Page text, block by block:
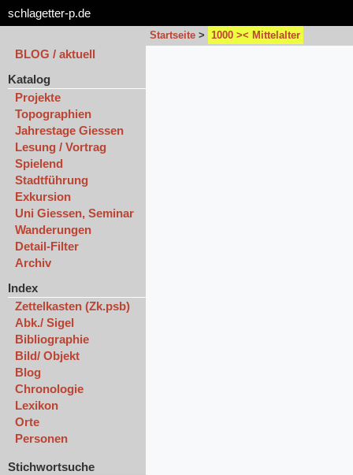
schlagetter-p.de
Startseite > 1000 >< Mittelalter
BLOG / aktuell
Katalog
Projekte
Topographien
Jahrestage Giessen
Lesung / Vortrag
Spielend
Stadtführung
Exkursion
Uni Giessen, Seminar
Wanderungen
Detail-Filter
Archiv
Index
Zettelkasten (Zk.psb)
Abk./ Sigel
Bibliographie
Bild/ Objekt
Blog
Chronologie
Lexikon
Orte
Personen
Stichwortsuche